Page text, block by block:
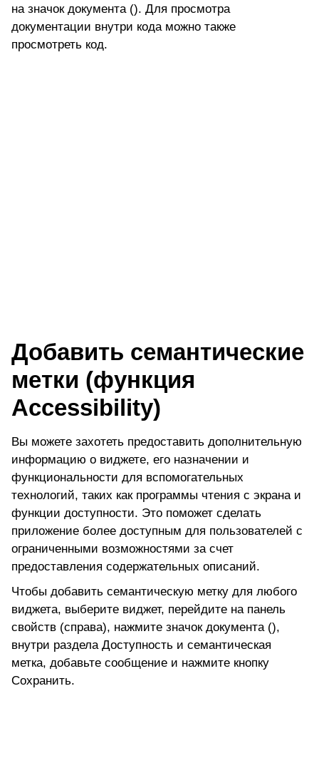
на значок документа (). Для просмотра
документации внутри кода можно также
просмотреть код.
Добавить семантические
метки (функция
Accessibility)
Вы можете захотеть предоставить дополнительную
информацию о виджете, его назначении и
функциональности для вспомогательных
технологий, таких как программы чтения с экрана и
функции доступности. Это поможет сделать
приложение более доступным для пользователей с
ограниченными возможностями за счет
предоставления содержательных описаний.
Чтобы добавить семантическую метку для любого
виджета, выберите виджет, перейдите на панель
свойств (справа), нажмите значок документа (),
внутри раздела Доступность и семантическая
метка, добавьте сообщение и нажмите кнопку
Сохранить.